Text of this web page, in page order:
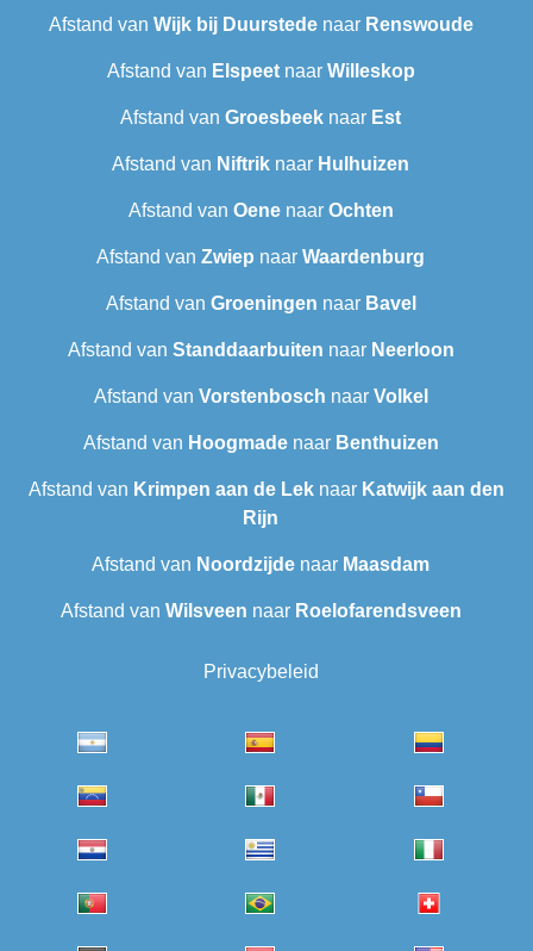
Afstand van Wijk bij Duurstedenaar Renswoude
Afstand van Elspeetnaar Willeskop
Afstand van Groesbeek naar Est
Afstand van Niftrik naar Hulhuizen
Afstand van Oenenaar Ochten
Afstand van Zwiep naar Waardenburg
Afstand van Groeningen naar Bavel
Afstand van Standdaarbuiten naar Neerloon
Afstand van Vorstenbosch naar Volkel
Afstand van Hoogmadenaar Benthuizen
Afstand van Krimpen aan de Lek naar Katwijk aan den
Rijn
Afstand van Noordzijde naar Maasdam
Afstand van Wilsveen‎ naar Roelofarendsveen
Privacybeleid